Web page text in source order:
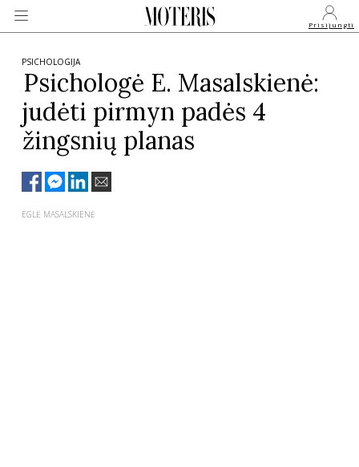
Prisijungti
VEIDAI
MADA
PSICHOLOGIJA
Psichologė E. Masalskienė:
judėti pirmyn padės 4
žingsnių planas
EGLĖ MASALSKIENĖ